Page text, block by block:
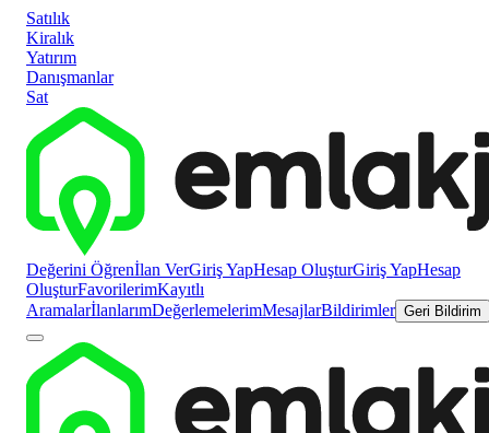
Satılık
Kiralık
Yatırım
Danışmanlar
Sat
Değerini Öğrenİlan VerGiriş YapHesap OluşturGiriş YapHesap
OluşturFavorilerimKayıtlı
AramalarİlanlarımDeğerlemelerimMesajlarBildirimler Geri Bildirim